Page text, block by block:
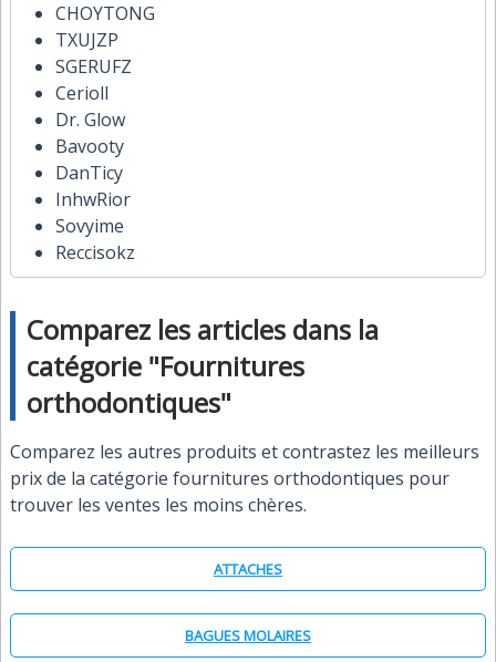
CHOYTONG
TXUJZP
SGERUFZ
Cerioll
Dr. Glow
Bavooty
DanTicy
InhwRior
Sovyime
Reccisokz
Comparez les articles dans la
catégorie "Fournitures
orthodontiques"
Comparez les autres produits et contrastez les meilleurs
prix de la catégorie fournitures orthodontiques pour
trouver les ventes les moins chères.
ATTACHES
BAGUES MOLAIRES